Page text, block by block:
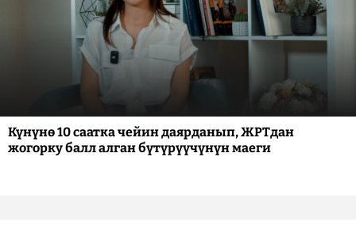
Күнүнө 10 саатка чейин даярданып, ЖРТдан
жогорку балл алган бүтүрүүчүнүн маеги